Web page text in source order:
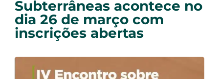
Subterrâneas acontece no
dia 26 de março com
inscrições abertas